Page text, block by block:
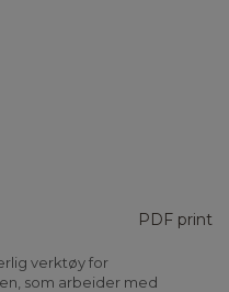
PDF print
verktøy for
som arbeider med